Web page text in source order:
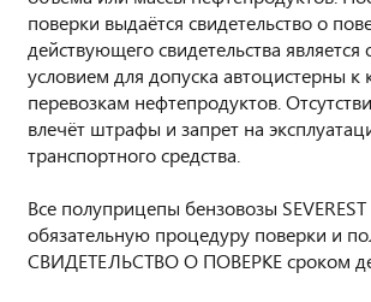
поверки выдаётся свидетельство о
действующего свидетельства является
условием для допуска автоцистерны
перевозкам нефтепродуктов.
влечёт штрафы и запрет на
транспортного средства.
Все полуприцепы бензовозы
обязательную процедуру поверки и
СВИДЕТЕЛЬСТВО О ПОВЕРКЕ сроком